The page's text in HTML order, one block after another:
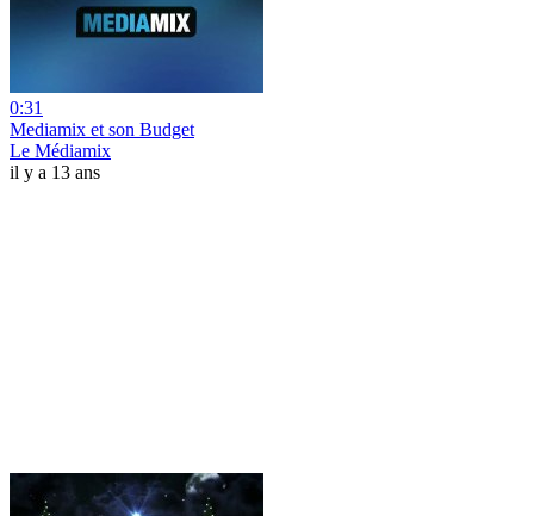
0:31
Mediamix et son Budget
Le Médiamix
il y a 13 ans